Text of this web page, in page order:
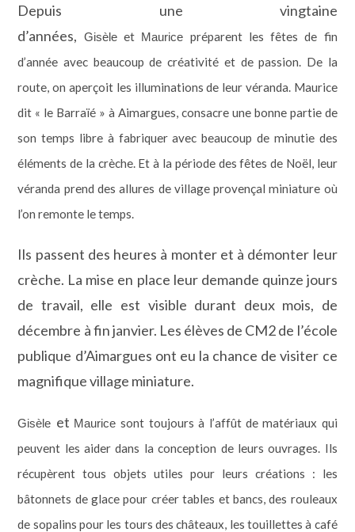
Depuis une vingtaine
d’années, Gisèleet Maurice préparent les fêtes de fin
d’année avec beaucoup de créativité et de passion. De la
route, on aperçoit les illuminations de leur véranda. Maurice
dit « le Barraïé » à Aimargues, consacre une bonne partie de
son temps libre à fabriquer avec beaucoup de minutie des
éléments de la crèche. Et à la période des fêtes de Noël, leur
véranda prend des allures de village provençal miniature où
l’on remonte le temps.
Ils passent des heures à monter et à démonter leur
crèche. La mise en place leur demande quinze jours
de travail, elle est visible durant deux mois, de
décembre à fin janvier. Les élèves de CM2 de l’école
publique d’Aimargues ont eu la chance de visiter ce
magnifique village miniature.
Gisèle et Maurice sont toujours à l’affût de matériaux qui
peuvent les aider dans la conception de leurs ouvrages. Ils
récupèrent tous objets utiles pour leurs créations : les
bâtonnets de glace pour créer tables et bancs, des rouleaux
de sopalins pour les tours des châteaux, les touillettes à café